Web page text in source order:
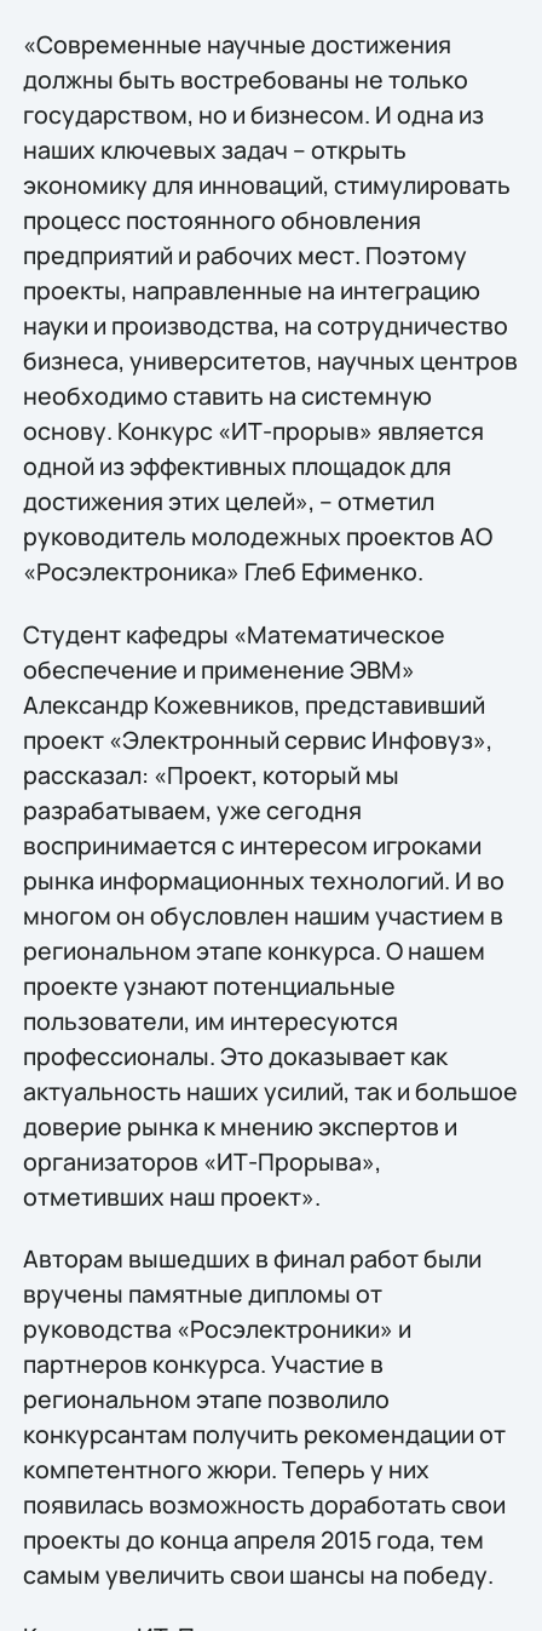
«Современные научные достижения
должны быть востребованы не только
государством, но и бизнесом. И одна из
наших ключевых задач – открыть
экономику для инноваций, стимулировать
процесс постоянного обновления
предприятий и рабочих мест. Поэтому
проекты, направленные на интеграцию
науки и производства, на сотрудничество
бизнеса, университетов, научных центров
необходимо ставить на системную
основу. Конкурс «ИТ-прорыв» является
одной из эффективных площадок для
достижения этих целей», – отметил
руководитель молодежных проектов АО
«Росэлектроника» Глеб Ефименко.
Студент кафедры «Математическое
обеспечение и применение ЭВМ»
Александр Кожевников, представивший
проект «Электронный сервис Инфовуз»,
рассказал: «Проект, который мы
разрабатываем, уже сегодня
воспринимается с интересом игроками
рынка информационных технологий. И во
многом он обусловлен нашим участием в
региональном этапе конкурса. О нашем
проекте узнают потенциальные
пользователи, им интересуются
профессионалы. Это доказывает как
актуальность наших усилий, так и большое
доверие рынка к мнению экспертов и
организаторов «ИТ-Прорыва»,
отметивших наш проект».
Авторам вышедших в финал работ были
вручены памятные дипломы от
руководства «Росэлектроники» и
партнеров конкурса. Участие в
региональном этапе позволило
конкурсантам получить рекомендации от
компетентного жюри. Теперь у них
появилась возможность доработать свои
проекты до конца апреля 2015 года, тем
самым увеличить свои шансы на победу.